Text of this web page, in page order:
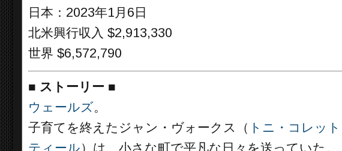
日本：2023年1月6日
北米興行収入 $2,913,330
世界 $6,572,790
■ ストーリー ■
ウェールズ。
子育てを終えたジャン・ヴォークス（ トニ・コレット
ティール）は、小さな町で平凡な日々を送っていた。